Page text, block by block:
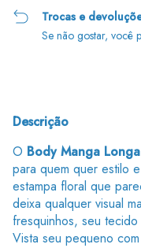
Trocas e
Se não gostar, você
Descrição
O Body Manga
para quem quer estilo
estampa floral que
deixa qualquer visual
fresquinhos, seu
Vista seu pequeno